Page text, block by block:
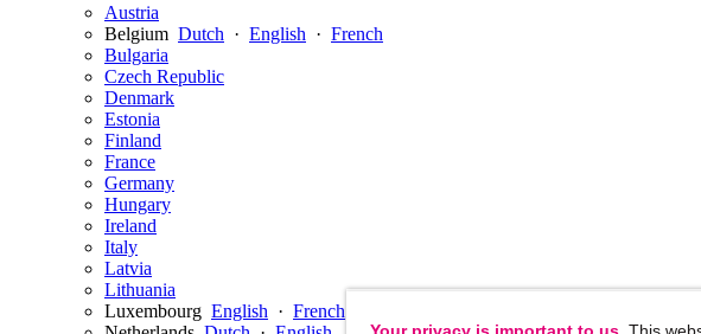
Austria
Belgium Dutch · English · French
Bulgaria
Czech Republic
Denmark
Estonia
Finland
France
Germany
Hungary
Ireland
Italy
Latvia
Lithuania
Luxembourg English · French